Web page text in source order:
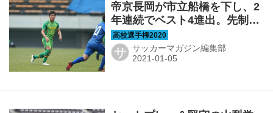
帝京長岡が市立船橋を下し、2
年連続でベスト4進出。先制点
の葛岡「去年を超えたい」
【準々決勝】
サ サッカーマガジン編集部